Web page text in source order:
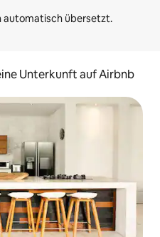
Unterkunft auf Airbnb